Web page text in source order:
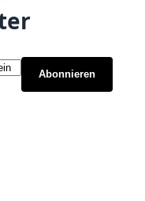
an:
Abonnieren